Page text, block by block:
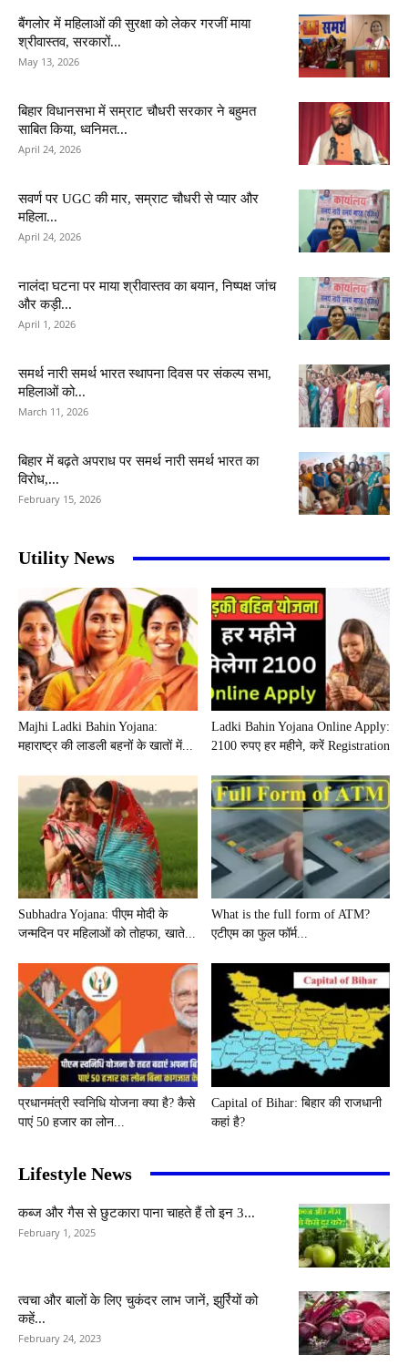
बैंगलोर में महिलाओं की सुरक्षा को लेकर गरजीं माया
श्रीवास्तव, सरकारों...
May 13, 2026
बिहार विधानसभा में सम्राट चौधरी सरकार ने बहुमत
साबित किया, ध्वनिमत...
April 24, 2026
सवर्ण पर UGC की मार, सम्राट चौधरी से प्यार और
महिला...
April 24, 2026
नालंदा घटना पर माया श्रीवास्तव का बयान, निष्पक्ष जांच
और कड़ी...
April 1, 2026
समर्थ नारी समर्थ भारत स्थापना दिवस पर संकल्प सभा,
महिलाओं को...
March 11, 2026
बिहार में बढ़ते अपराध पर समर्थ नारी समर्थ भारत का
विरोध,...
February 15, 2026
Utility News
Majhi Ladki Bahin Yojana:
महाराष्ट्र की लाडली बहनों के खातों में...
Ladki Bahin Yojana Online Apply:
2100 रुपए हर महीने, करें Registration
Subhadra Yojana: पीएम मोदी के
जन्मदिन पर महिलाओं को तोहफा, खाते...
What is the full form of ATM?
एटीएम का फुल फॉर्म...
प्रधानमंत्री स्वनिधि योजना क्या है? कैसे
पाएं 50 हजार का लोन...
Capital of Bihar: बिहार की राजधानी
कहां है?
Lifestyle News
कब्ज और गैस से छुटकारा पाना चाहते हैं तो इन 3...
February 1, 2025
त्वचा और बालों के लिए चुकंदर लाभ जानें, झुर्रियों को
कहें...
February 24, 2023